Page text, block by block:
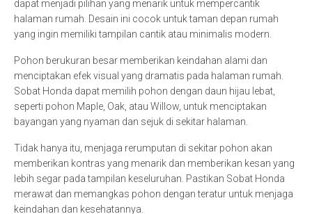
dapat menjadi pilihan yang menarik untuk mempercantik
halaman rumah. Desain ini cocok untuk taman depan rumah
yang ingin memiliki tampilan cantik atau minimalis modern.
Pohon berukuran besar memberikan keindahan alami dan
menciptakan efek visual yang dramatis pada halaman rumah.
Sobat Honda dapat memilih pohon dengan daun hijau lebat,
seperti pohon Maple, Oak, atau Willow, untuk menciptakan
bayangan yang nyaman dan sejuk di sekitar halaman.
Tidak hanya itu, menjaga rerumputan di sekitar pohon akan
memberikan kontras yang menarik dan memberikan kesan yang
lebih segar pada tampilan keseluruhan. Pastikan Sobat Honda
merawat dan memangkas pohon dengan teratur untuk menjaga
keindahan dan kesehatannya.